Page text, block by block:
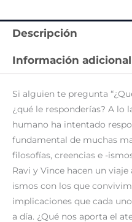
Descripción
Información adicional
Si alguien te pregunta
¿qué le responderías? A lo
humano ha intentado
fundamental de muchas
filosofías, creencias e -
Ravi y Vince hacen un
ismos con los que
implicaciones que cada
a día. ¿Qué nos aporta el